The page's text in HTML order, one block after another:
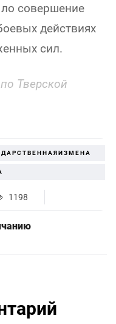
совершение
действиях
сил.
Тверской
1198